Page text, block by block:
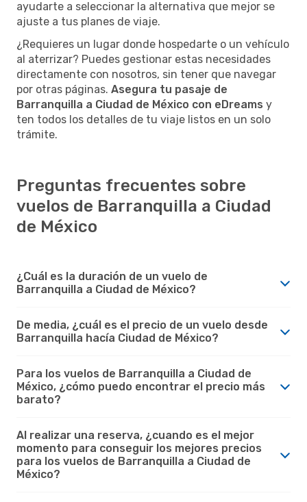
ayudarte a seleccionar la alternativa que mejor se
ajuste a tus planes de viaje.
¿Requieres un lugar donde hospedarte o un vehículo
al aterrizar? Puedes gestionar estas necesidades
directamente con nosotros, sin tener que navegar
por otras páginas. Asegura tu pasaje de
Barranquilla a Ciudad de México con eDreams y
ten todos los detalles de tu viaje listos en un solo
trámite.
Preguntas frecuentes sobre
vuelos de Barranquilla a Ciudad
de México
¿Cuál es la duración de un vuelo de
Barranquilla a Ciudad de México?
De media, ¿cuál es el precio de un vuelo desde
Barranquilla hacía Ciudad de México?
Para los vuelos de Barranquilla a Ciudad de
México, ¿cómo puedo encontrar el precio más
barato?
Al realizar una reserva, ¿cuando es el mejor
momento para conseguir los mejores precios
para los vuelos de Barranquilla a Ciudad de
México?